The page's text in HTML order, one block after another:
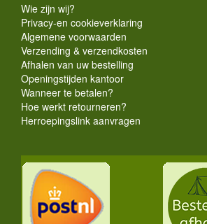
Wie zijn wij?
Privacy-en cookieverklaring
Algemene voorwaarden
Verzending & verzendkosten
Afhalen van uw bestelling
Openingstijden kantoor
Wanneer te betalen?
Hoe werkt retourneren?
Herroepingslink aanvragen